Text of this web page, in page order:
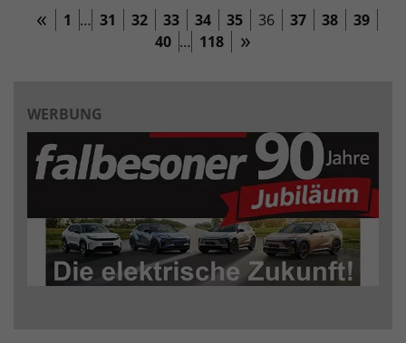
1 … 31 32 33 34 35 36 37 38
39
40 … 118
WERBUNG